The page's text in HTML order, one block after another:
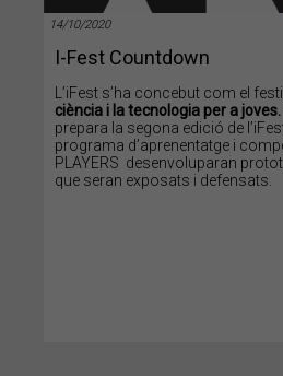
14/10/2020
I-Fest Countdown
L’iFest s’ha concebut com el
ciència i la tecnologia per a joves.
prepara la segona edició de
programa d’aprenentatge i
PLAYERS desenvoluparan
que seran exposats i defensats.